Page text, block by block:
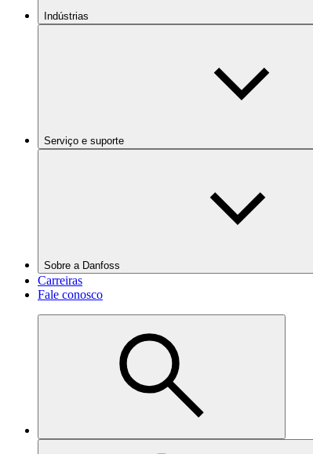
Indústrias
Serviço e suporte
Sobre a Danfoss
Carreiras
Fale conosco